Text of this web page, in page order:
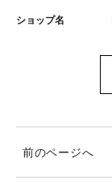
ショップ名
前のページへ